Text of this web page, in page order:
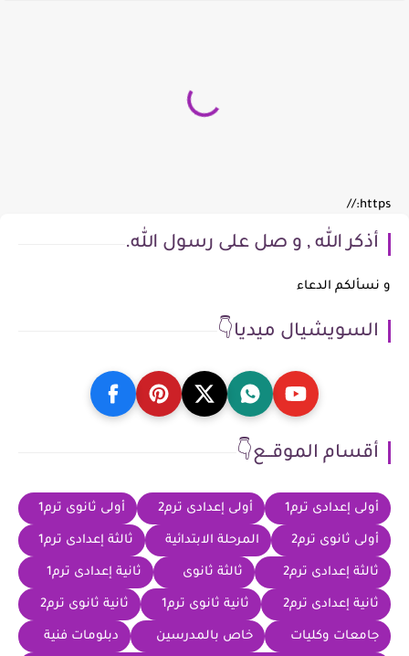
https://
أذكر الله , و صل على رسول الله.
و نسألكم الدعاء
السويشيال ميديا👇
أقسام الموقــع👇
أولى إعدادى ترم1 أولى إعدادى ترم2 أولى ثانوى ترم1
أولى ثانوى ترم2 المرحلة الابتدائية ثالثة إعدادى ترم1
ثالثة إعدادى ترم2 ثالثة ثانوى ثانية إعدادى ترم1
ثانية إعدادى ترم2 ثانية ثانوى ترم1 ثانية ثانوى ترم2
جامعات وكليات خاص بالمدرسين دبلومات فنية